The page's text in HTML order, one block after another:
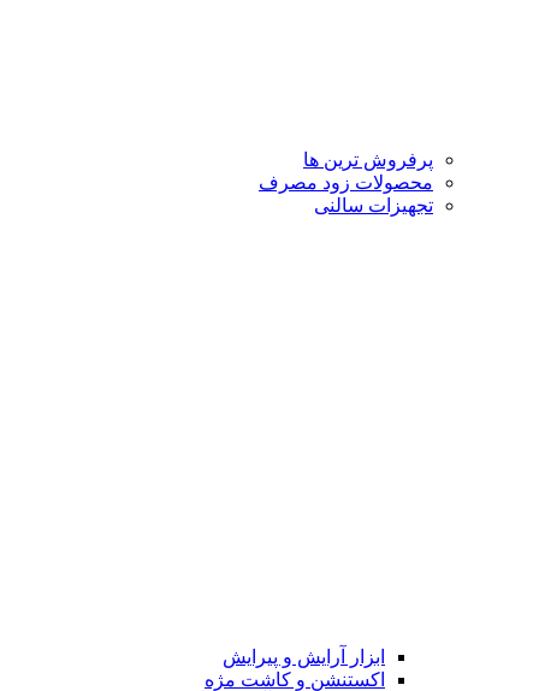
پرفروش ترین ها
محصولات زود مصرف
تجهیزات سالنی
ابزار آرایش و پیرایش
اکستنشن و کاشت مژه